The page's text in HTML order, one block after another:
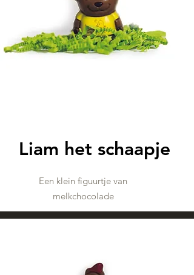
Liam het schaapje
Een klein figuurtje van
melkchocolade